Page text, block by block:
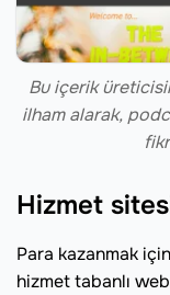
Bu içerik
ilham alarak,
Hizmet
Para kazanmak
hizmet tabanlı